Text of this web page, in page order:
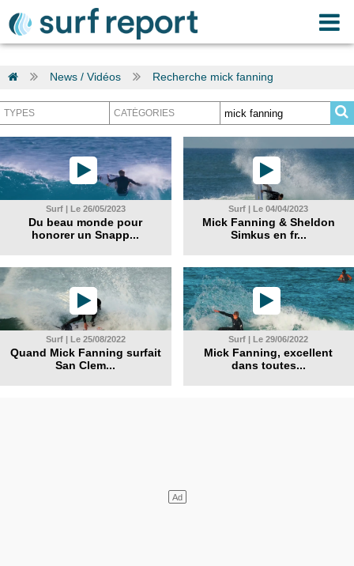
News / Vidéos Recherche mick fanning
Surf | Le 26/05/2023
Du beau monde pour
honorer un Snapp...
Surf | Le 04/04/2023
Mick Fanning & Sheldon
Simkus en fr...
Surf | Le 25/08/2022
Quand Mick Fanning surfait
San Clem...
Surf | Le 29/06/2022
Mick Fanning, excellent
dans toutes...